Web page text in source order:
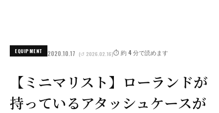
EQUIPMENT 2020.10.17 (↺ 2026.02.16)⏱️ 約 4 分で読めます
【ミニマリスト】ローランドが
持っているアタッシュケースが